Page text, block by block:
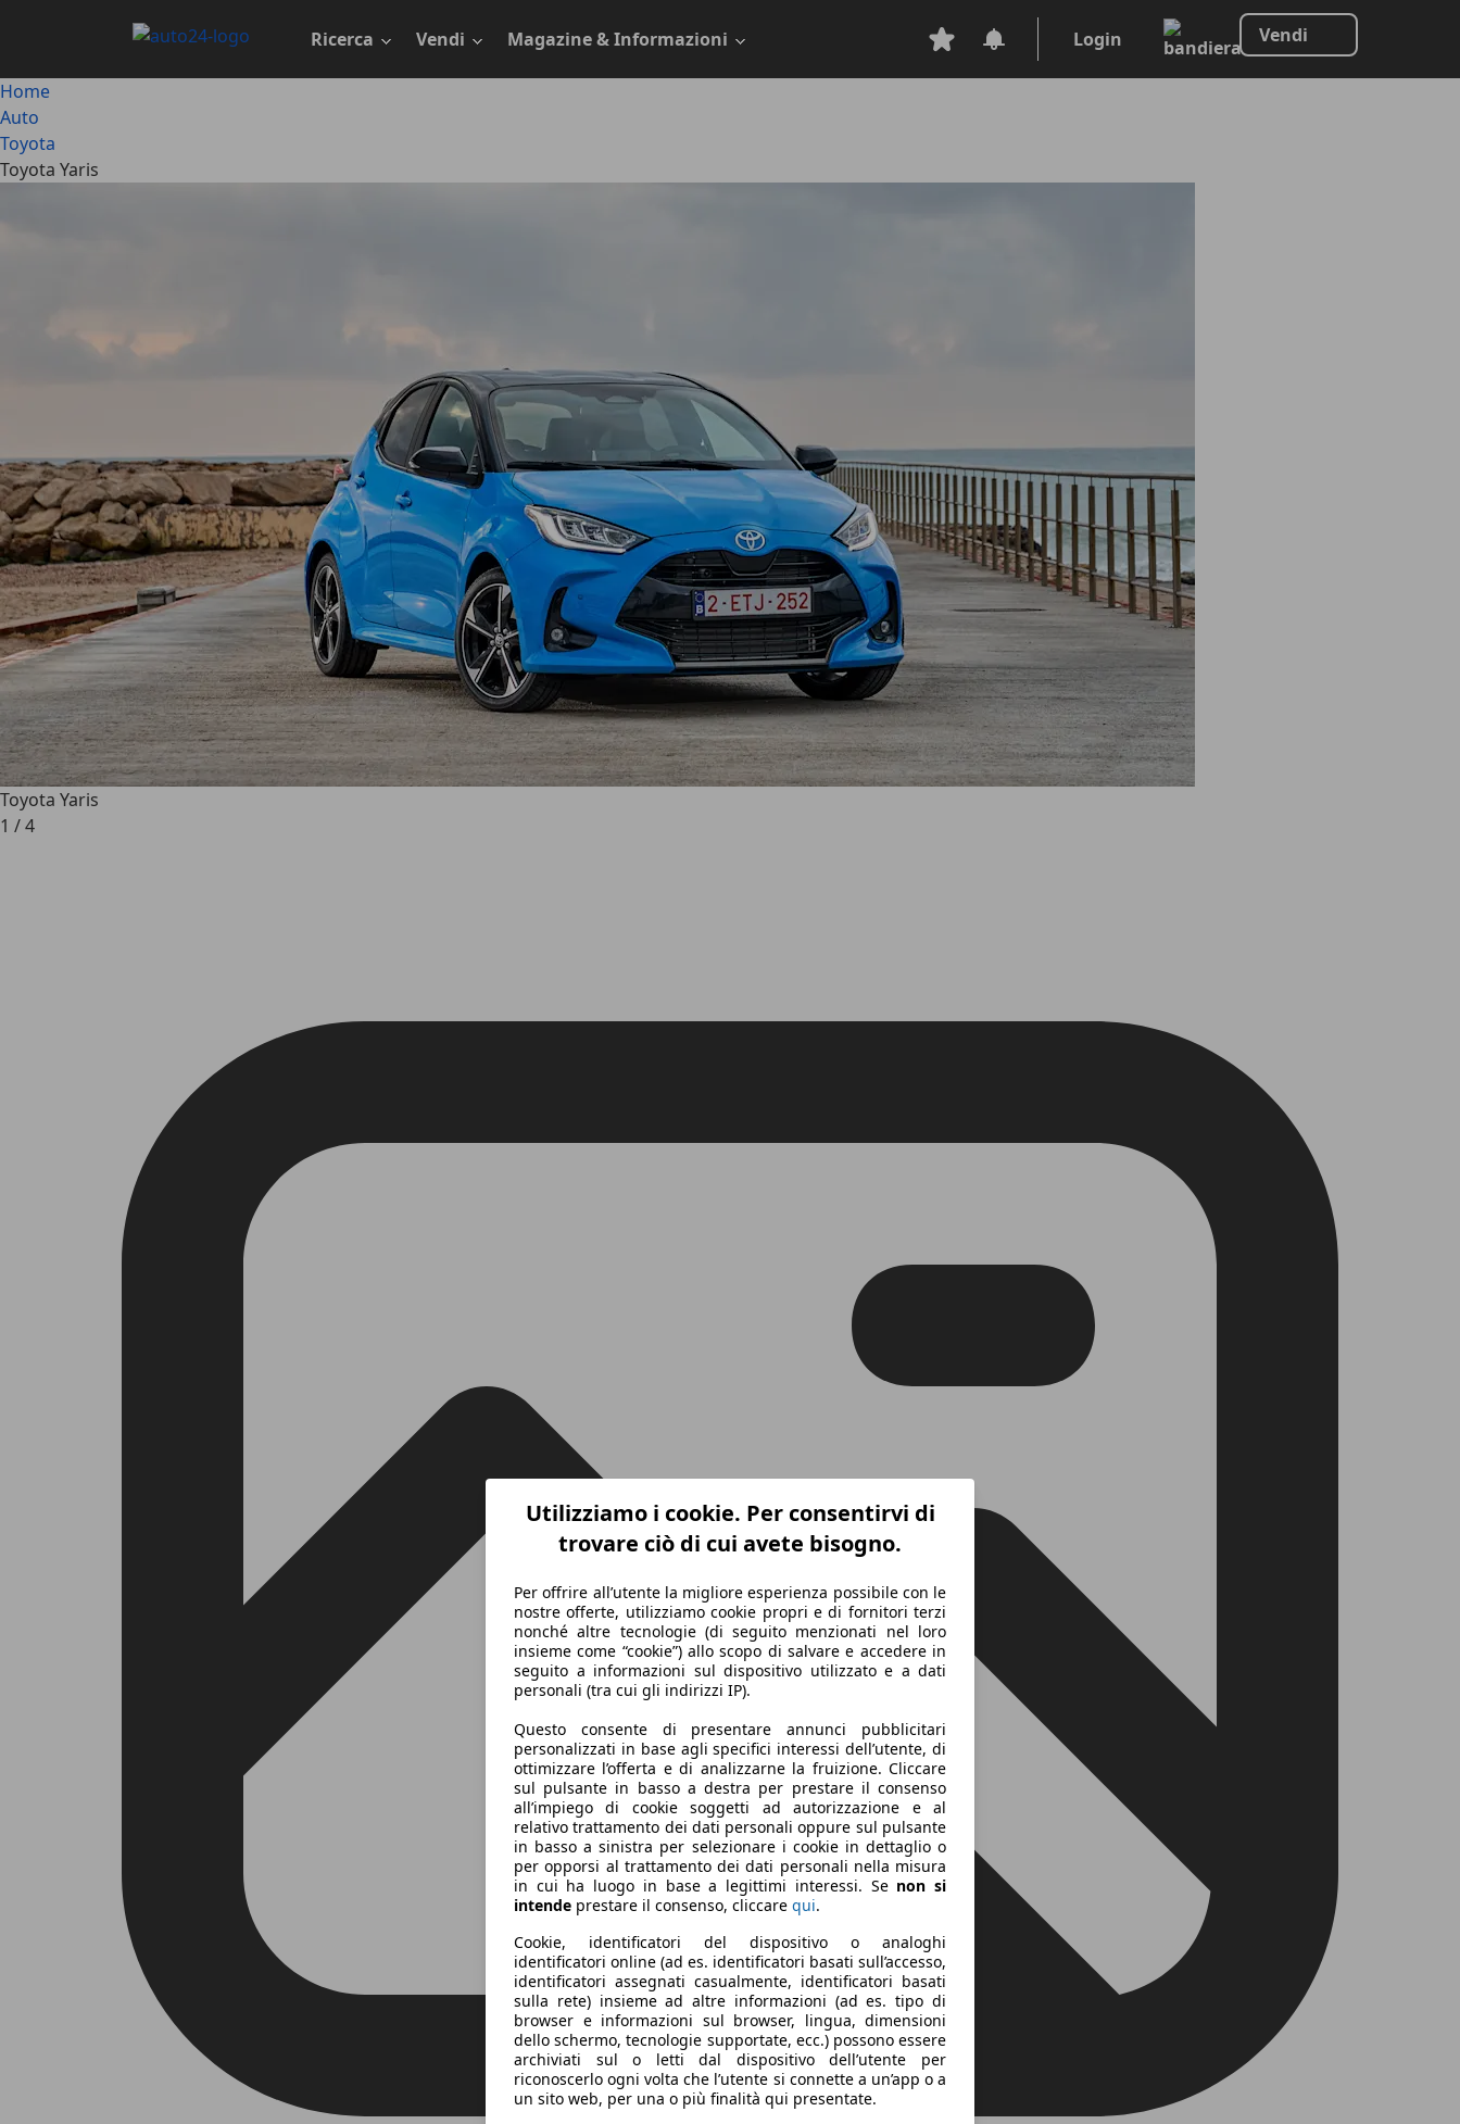
principale
Ricerca Vendi Magazine & Informazioni Login Vendi
Home
Auto
Toyota
Toyota Yaris
Toyota Yaris
1 /4
Utilizziamo i cookie. Per consentirvi di
trovare ciò di cui avete bisogno.
Per offrire all’utente la migliore esperienza possibile con le
nostre offerte, utilizziamo cookie propri e di fornitori terzi
nonché altre tecnologie (di seguito menzionati nel loro
insieme come “cookie”) allo scopo di salvare e accedere in
seguito a informazioni sul dispositivo utilizzato e a dati
personali (tra cui gli indirizzi IP).
Questo consente di presentare annunci pubblicitari
personalizzati in base agli specifici interessi dell’utente, di
ottimizzare l’offerta e di analizzarne la fruizione. Cliccare
sul pulsante in basso a destra per prestare il consenso
all’impiego di cookie soggetti ad autorizzazione e al
relativo trattamento dei dati personali oppure sul pulsante
in basso a sinistra per selezionare i cookie in dettaglio o
per opporsi al trattamento dei dati personali nella misura
in cui ha luogo in base a legittimi interessi. Se non si
intende prestare il consenso, cliccare qui.
Cookie, identificatori del dispositivo o analoghi
identificatori online (ad es. identificatori basati sull’accesso,
identificatori assegnati casualmente, identificatori basati
sulla rete) insieme ad altre informazioni (ad es. tipo di
browser e informazioni sul browser, lingua, dimensioni
dello schermo, tecnologie supportate, ecc.) possono essere
archiviati sul o letti dal dispositivo dell’utente per
riconoscerlo ogni volta che l’utente si connette a un’app o a
un sito web, per una o più finalità qui presentate.